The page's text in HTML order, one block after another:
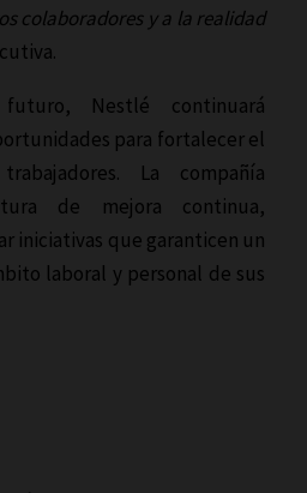
colaboradores y a la realidad
Nestlé continuará
para fortalecer el
La compañía
de mejora continua,
iniciativas que garanticen un
laboral y personal de sus